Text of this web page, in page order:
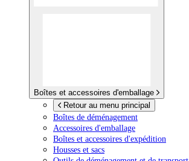
Boîtes et accessoires d'emballage
Retour au menu principal
Boîtes de déménagement
Accessoires d'emballage
Boîtes et accessoires d'expédition
Housses et sacs